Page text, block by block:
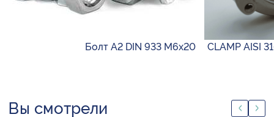
Болт А2 DIN 933 М6х20 CLAMP AISI
Вы смотрели